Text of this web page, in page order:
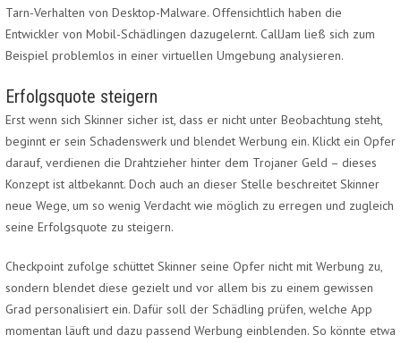
Tarn-Verhalten von Desktop-Malware. Offensichtlich haben die
Entwickler von Mobil-Schädlingen dazugelernt. CallJam ließ sich zum
Beispiel problemlos in einer virtuellen Umgebung analysieren.
Erfolgsquote steigern
Erst wenn sich Skinner sicher ist, dass er nicht unter Beobachtung steht,
beginnt er sein Schadenswerk und blendet Werbung ein. Klickt ein Opfer
darauf, verdienen die Drahtzieher hinter dem Trojaner Geld – dieses
Konzept ist altbekannt. Doch auch an dieser Stelle beschreitet Skinner
neue Wege, um so wenig Verdacht wie möglich zu erregen und zugleich
seine Erfolgsquote zu steigern.
Checkpoint zufolge schüttet Skinner seine Opfer nicht mit Werbung zu,
sondern blendet diese gezielt und vor allem bis zu einem gewissen
Grad personalisiert ein. Dafür soll der Schädling prüfen, welche App
momentan läuft und dazu passend Werbung einblenden. So könnte etwa